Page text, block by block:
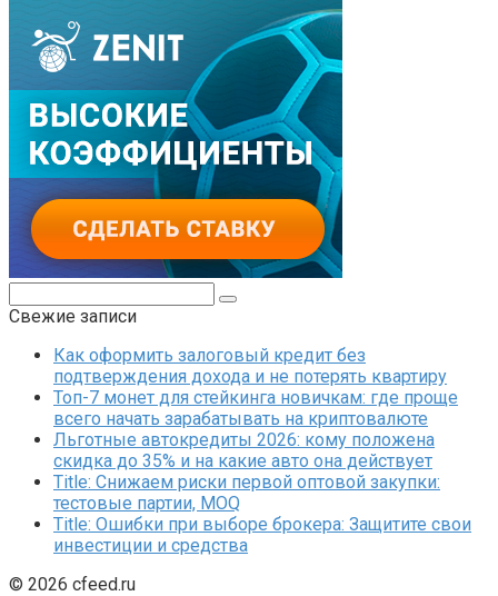
Свежие записи
Как оформить залоговый кредит без
подтверждения дохода и не потерять квартиру
Топ-7 монет для стейкинга новичкам: где проще
всего начать зарабатывать на криптовалюте
Льготные автокредиты 2026: кому положена
скидка до 35% и на какие авто она действует
Title: Снижаем риски первой оптовой закупки:
тестовые партии, MOQ
Title: Ошибки при выборе брокера: Защитите свои
инвестиции и средства
© 2026 cfeed.ru